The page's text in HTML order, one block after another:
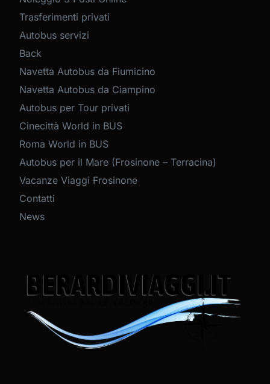
Trasferimenti privati
Autobus servizi
Back
Navetta Autobus da Fiumicino
Navetta Autobus da Ciampino
Autobus per Tour privati
Cinecittà World in BUS
Roma World in BUS
Autobus per il Mare (Frosinone – Terracina)
Vacanze Viaggi Frosinone
Contatti
News